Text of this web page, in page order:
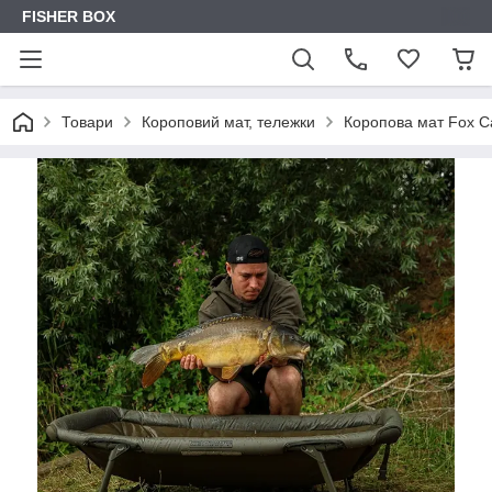
FISHER BOX
Товари Короповий мат, тележки Коропова мат Fox